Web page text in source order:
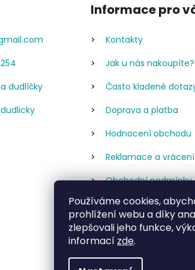
Používáme cookies,
prohlížení webu a díky
zlepšovali jeho funkce,
informací zde.
dudlíčky
Informace pro
Kontakty
Jak u nás nakoupíte?
Často kladené
Doprava a platba
Hodnocení obchodu
Reklamace a vrácení
Obchodní podmínky
Podmínky ochrany
údajů
Recenze